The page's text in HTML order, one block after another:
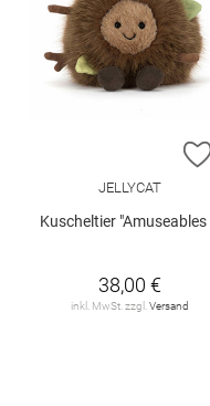
JELLYCAT
Kuscheltier "Amuseables Mulshi Woodland Floor"
38,00 €
inkl. MwSt. zzgl. Versand